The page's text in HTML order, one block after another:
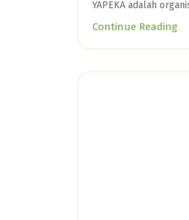
YAPEKA adalah
Continue Reading